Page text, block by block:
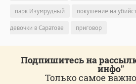
парк Изумрудный
покушение на
девочки в Саратове
приговор
Подпишитесь на
инфо"
Только самое